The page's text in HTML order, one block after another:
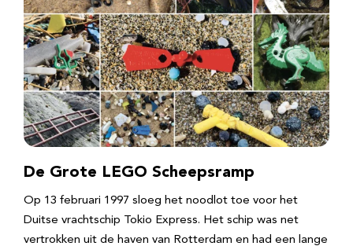
De Grote LEGO Scheepsramp
Op 13 februari 1997 sloeg het noodlot toe voor het
Duitse vrachtschip Tokio Express. Het schip was net
vertrokken uit de haven van Rotterdam en had een lange